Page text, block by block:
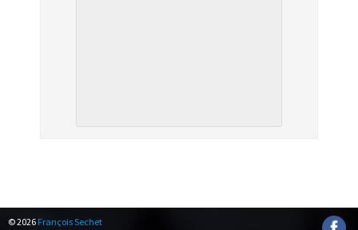
© 2026 François Sechet